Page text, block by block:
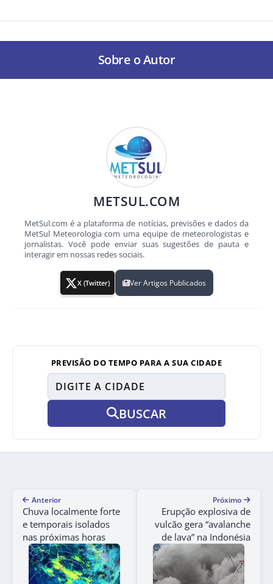
Sobre o Autor
METSUL.COM
MetSul.com é a plataforma de notícias, previsões e dados da
MetSul Meteorologia com uma equipe de meteorologistas e
jornalistas. Você pode enviar suas sugestões de pauta e
interagir em nossas redes sociais.
X (Twitter) Ver Artigos Publicados
PREVISÃO DO TEMPO PARA A SUA CIDADE
BUSCAR
Anterior
Chuva localmente forte
e temporais isolados
nas próximas horas
Próximo
Erupção explosiva de
vulcão gera “avalanche
de lava” na Indonésia